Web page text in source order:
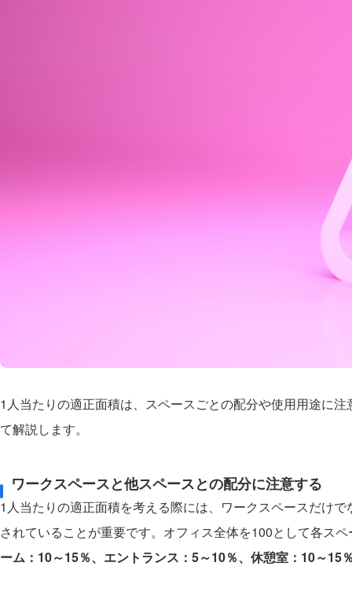
1人当たりの適正面積は、スペースごとの配分や使用用途に
て解説します。
ワークスペースと他スペースとの配分に注意する
1人当たりの適正面積を考える際には、ワークスペースだけ
されていることが重要です。オフィス全体を100として各ス
ーム：10～15％、エントランス：5～10％、休憩室：10～15